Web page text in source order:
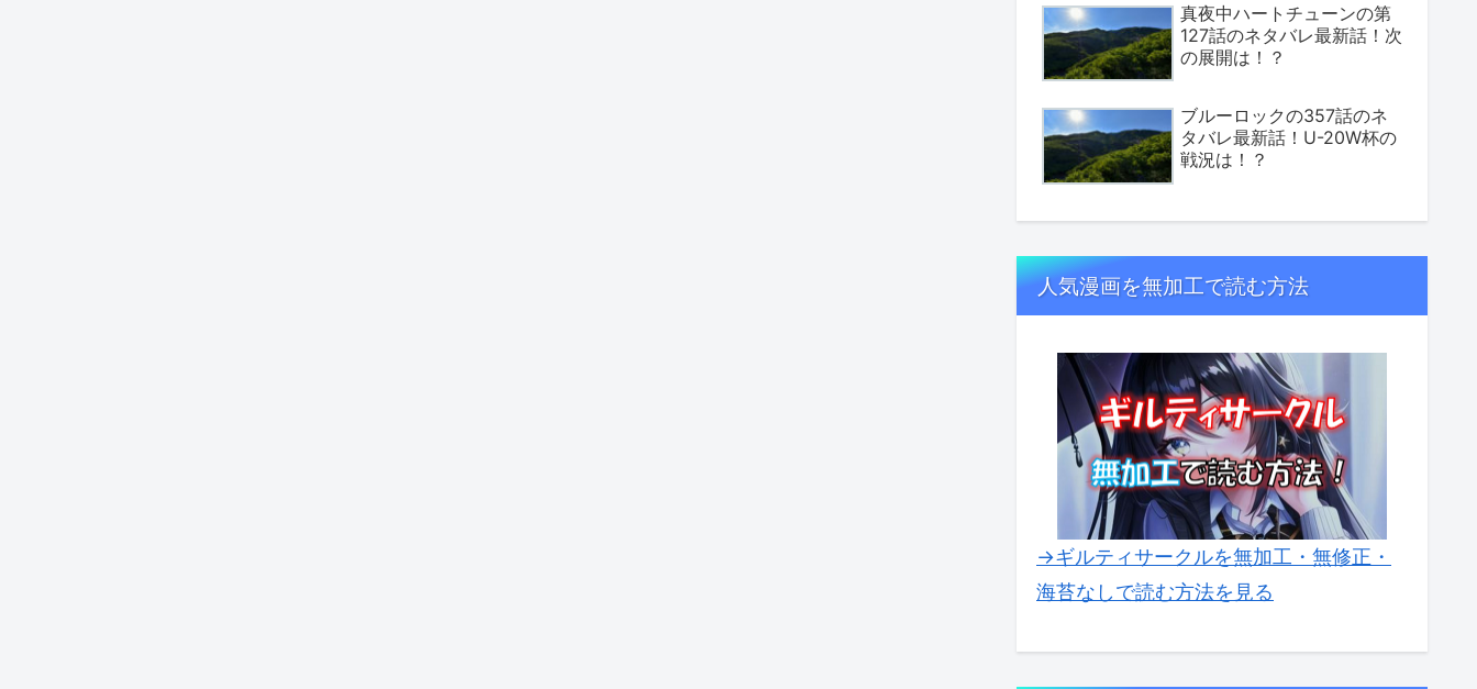
真夜中ハートチューンの第
127話のネタバレ最新話！次
の展開は！？
ブルーロックの357話のネ
タバレ最新話！U-20W杯の
戦況は！？
人気漫画を無加工で読む方法
→ギルティサークルを無加工・無修正・
海苔なしで読む方法を見る